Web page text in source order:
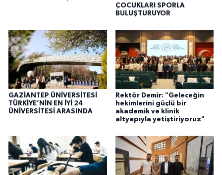
ÇOCUKLARI SPORLA
BULUŞTURUYOR
GAZİANTEP ÜNİVERSİTESİ
TÜRKİYE’NİN EN İYİ 24
ÜNİVERSİTESİ ARASINDA
Rektör Demir: "Geleceğin
hekimlerini güçlü bir
akademik ve klinik
altyapıyla yetiştiriyoruz"